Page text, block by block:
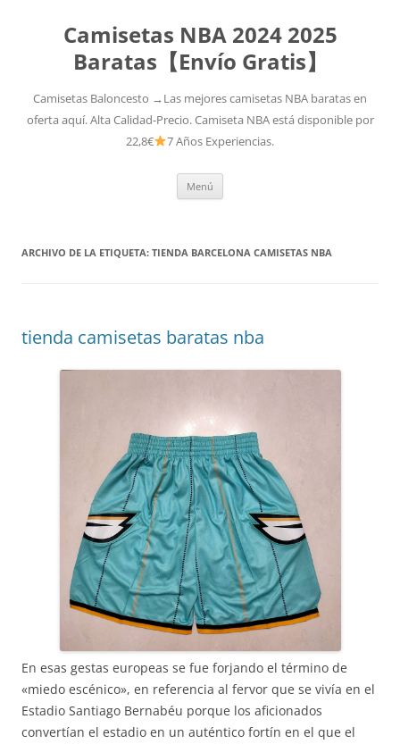
Camisetas NBA 2024 2025
Baratas【Envío Gratis】
Camisetas Baloncesto →Las mejores camisetas NBA baratas en
oferta aquí. Alta Calidad-Precio. Camiseta NBA está disponible por
22,8€
7 Años Experiencias.
Menú
ARCHIVO DE LA ETIQUETA: TIENDA BARCELONA CAMISETAS NBA
tienda camisetas baratas nba
En esas gestas europeas se fue forjando el término de
«miedo escénico», en referencia al fervor que se vivía en el
Estadio Santiago Bernabéu porque los aficionados
convertían el estadio en un auténtico fortín en el que el